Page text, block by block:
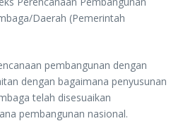
Daerah (Pemerintah
pembangunan dengan
dengan bagaimana penyusunan
telah disesuaikan
pembangunan nasional.